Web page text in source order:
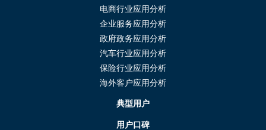
电商行业应用分析
企业服务应用分析
政府政务应用分析
汽车行业应用分析
保险行业应用分析
海外客户应用分析
典型用户
用户口碑